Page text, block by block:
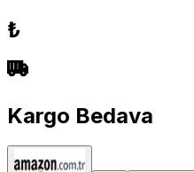
₺
Kargo Bedava